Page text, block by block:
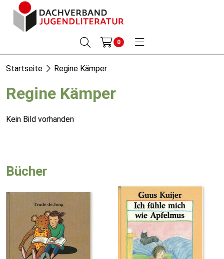
0
Startseite Regine Kämper
Regine Kämper
Kein Bild vorhanden
Bücher